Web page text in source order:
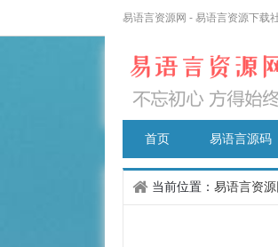
易语言资源网 - 易语言资源下载
首页 易语言源码
当前位置： 易语言资源